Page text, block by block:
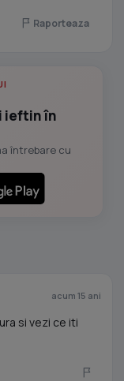
Raporteaza
ieftin în
întrebare cu
acum 15 ani
si vezi ce iti